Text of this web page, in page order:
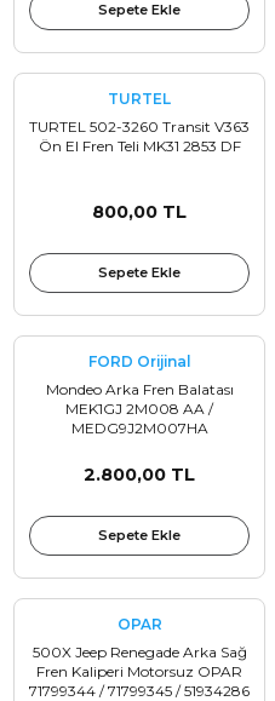
Sepete Ekle
TURTEL
TURTEL 502-3260 Transit V363
Ön El Fren Teli MK31 2853 DF
800,00 TL
Sepete Ekle
FORD Orijinal
Mondeo Arka Fren Balatası
MEK1GJ 2M008 AA /
MEDG9J2M007HA
2.800,00 TL
Sepete Ekle
OPAR
500X Jeep Renegade Arka Sağ
Fren Kaliperi Motorsuz OPAR
71799344 / 71799345 / 51934286